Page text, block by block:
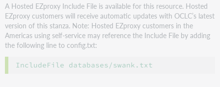
A Hosted EZproxy Include File is available for this resource. Hosted
EZproxy customers will receive automatic updates with OCLC’s latest
version of this stanza. Note: Hosted EZproxy customers in the
Americas using self-service may reference the Include File by adding
the following line to config.txt: